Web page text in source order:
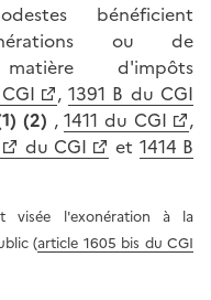
bénéficient
ou de
d'impôts
, 1391 B du CGI
(2) ,1411 du CGI
,
du CGI et 1414 B
visée l'exonération à la
(article 1605 bis du CGI